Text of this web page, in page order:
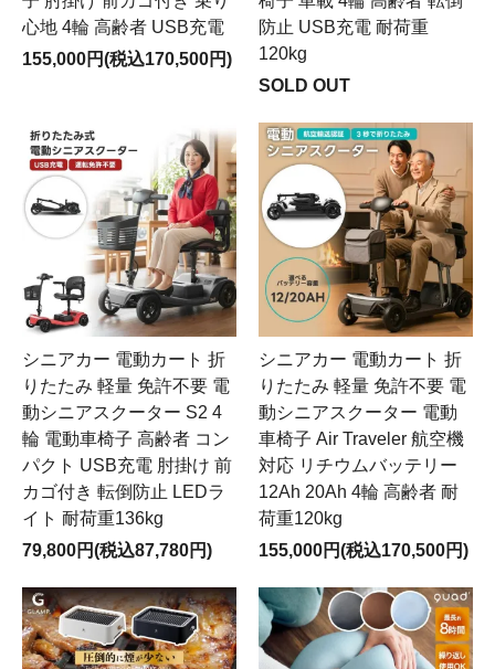
心地 4輪 高齢者 USB充電
155,000円(税込170,500円)
防止 USB充電 耐荷重
120kg
SOLD OUT
シニアカー 電動カート 折
りたたみ 軽量 免許不要 電
動シニアスクーター S2 4
輪 電動車椅子 高齢者 コン
パクト USB充電 肘掛け 前
カゴ付き 転倒防止 LEDラ
イト 耐荷重136kg
79,800円(税込87,780円)
シニアカー 電動カート 折
りたたみ 軽量 免許不要 電
動シニアスクーター 電動
車椅子 Air Traveler 航空機
対応 リチウムバッテリー
12Ah 20Ah 4輪 高齢者 耐
荷重120kg
155,000円(税込170,500円)